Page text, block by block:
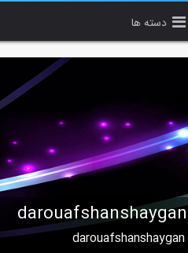
دسته ها
darouafshanshaygan
darouafshanshaygan